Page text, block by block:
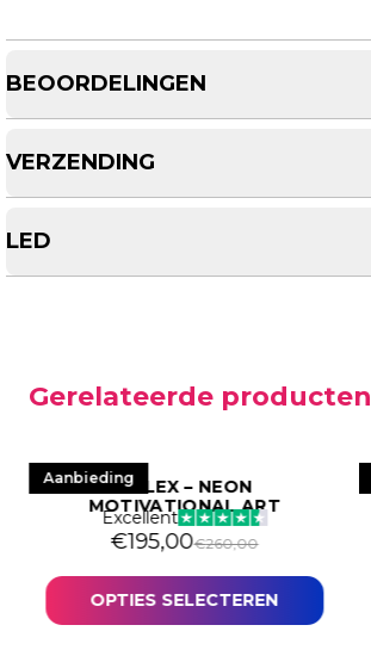
BEOORDELINGEN
VERZENDING
LED
Gerelateerde producten
AanbiedingROLEX – NEON
MOTIVATIONAL ART
Excellent
€195,00€260,00
OPTIES SELECTEREN